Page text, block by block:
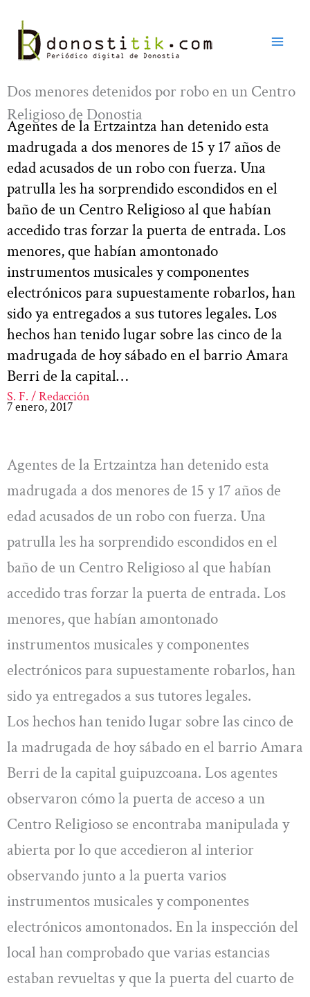
contenido
Dos menores detenidos por robo en un Centro
Religioso de Donostia
Agentes de la Ertzaintza han detenido esta
madrugada a dos menores de 15 y 17 años de
edad acusados de un robo con fuerza. Una
patrulla les ha sorprendido escondidos en el
baño de un Centro Religioso al que habían
accedido tras forzar la puerta de entrada. Los
menores, que habían amontonado
instrumentos musicales y componentes
electrónicos para supuestamente robarlos, han
sido ya entregados a sus tutores legales. Los
hechos han tenido lugar sobre las cinco de la
madrugada de hoy sábado en el barrio Amara
Berri de la capital…
S. F. / Redacción
7 enero, 2017
Agentes de la Ertzaintza han detenido esta
madrugada a dos menores de 15 y 17 años de
edad acusados de un robo con fuerza. Una
patrulla les ha sorprendido escondidos en el
baño de un Centro Religioso al que habían
accedido tras forzar la puerta de entrada. Los
menores, que habían amontonado
instrumentos musicales y componentes
electrónicos para supuestamente robarlos, han
sido ya entregados a sus tutores legales.
Los hechos han tenido lugar sobre las cinco de
la madrugada de hoy sábado en el barrio Amara
Berri de la capital guipuzcoana. Los agentes
observaron cómo la puerta de acceso a un
Centro Religioso se encontraba manipulada y
abierta por lo que accedieron al interior
observando junto a la puerta varios
instrumentos musicales y componentes
electrónicos amontonados. En la inspección del
local han comprobado que varias estancias
estaban revueltas y que la puerta del cuarto de